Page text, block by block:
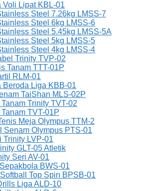
Voli Lipat KBL-01
Steel 7.26kg LMSS-7
Steel 6kg LMSS-6
Steel 5.45kg LMSS-5A
Steel 5kg LMSS-5
Steel 4kg LMSS-4
Trinity TVP-02
Tanam TTT-01P
RLM-01
Beroda Liga KBB-01
TaiShan MLS-02P
Trinity TVT-02
TVT-01P
Meja Olympus TTM-2
Senam Olympus PTS-01
Trinity LVP-01
GLT-05 Atletik
Seri AV-01
BWS-01
Top Spin BPSB-01
Liga ALD-10